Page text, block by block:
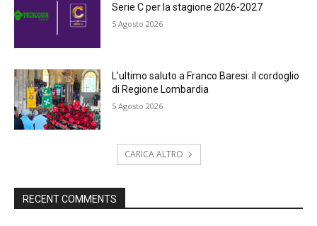
Serie C per la stagione 2026-2027
5 Agosto 2026
L’ultimo saluto a Franco Baresi: il cordoglio
di Regione Lombardia
5 Agosto 2026
CARICA ALTRO
RECENT COMMENTS